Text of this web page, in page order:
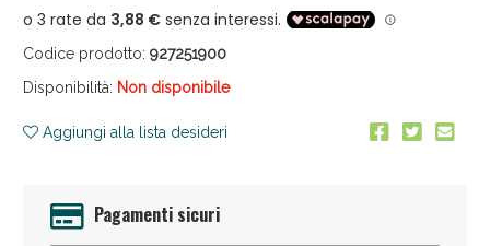
Codice prodotto: 927251900
Disponibilità: Non disponibile
Aggiungi alla lista desideri
Pagamenti sicuri
Anticellulite e Fanghi: Sconto fino al 40% valido